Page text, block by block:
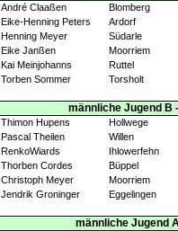
André Claaßen Blomberg
Eike-Henning Peters Ardorf
Henning Meyer Südarle
Eike Janßen Moorriem
Kai Meinjohanns Ruttel
Torben Sommer Torsholt
männliche Jugend B
Thimon Hupens Hollwege
Pascal Theilen Willen
RenkoWiards Ihlowerfehn
Thorben Cordes Büppel
Christoph Meyer Moorriem
Jendrik Groninger Eggelingen
männliche Jugend